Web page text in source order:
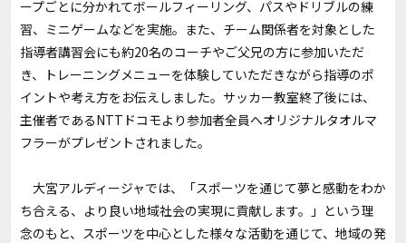
ープごとに分かれてボールフィーリング、パスやドリブルの練
習、ミニゲームなどを実施。また、チーム関係者を対象とした
指導者講習会にも約20名のコーチやご父兄の方に参加いただ
き、トレーニングメニューを体験していただきながら指導のポ
イントや考え方をお伝えしました。サッカー教室終了後には、
主催者であるNTTドコモより参加者全員へオリジナルタオルマ
フラーがプレゼントされました。
大宮アルディージャでは、「スポーツを通じて夢と感動をわか
ち合える、より良い地域社会の実現に貢献します。」という理
念のもと、スポーツを中心とした様々な活動を通じて、地域の発